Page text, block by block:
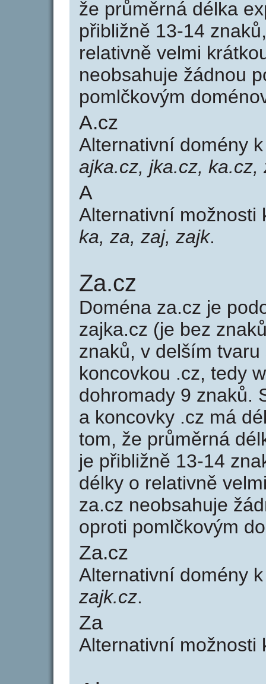
že průměrná délka
přibližně 13-14
relativně velmi
neobsahuje žádnou
pomlčkovým
A.cz
Alternativní domény
ajka.cz, jka.cz,
A
Alternativní možnosti
ka, za, zaj, zajk.
Za.cz
Doména za.cz je
zajka.cz (je bez
znaků, v delším
koncovkou .cz, tedy
dohromady 9 znaků.
a koncovky .cz má
tom, že průměrná
je přibližně 13-14
délky o relativně
za.cz neobsahuje
oproti pomlčkovým
Za.cz
Alternativní domény
zajk.cz.
Za
Alternativní možnosti